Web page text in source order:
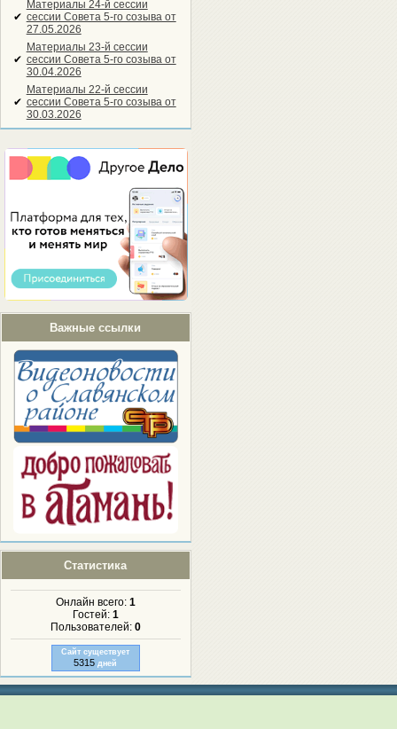
✔
Материалы 24-й сессии
сессии Совета 5-го созыва от
27.05.2026
✔
Материалы 23-й сессии
сессии Совета 5-го созыва от
30.04.2026
✔
Материалы 22-й сессии
сессии Совета 5-го созыва от
30.03.2026
Важные ссылки
Статистика
Онлайн всего: 1
Гостей: 1
Пользователей: 0
Сайт существует
5315 дней